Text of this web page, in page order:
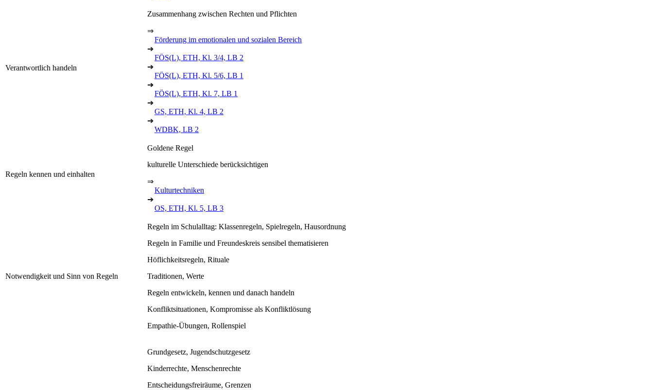
Verantwortlich handeln
Zusammenhang zwischen Rechten und Pflichten
⇒
Förderung im emotionalen und sozialen Bereich
➔
FÖS(L), ETH, Kl. 3/4, LB 2
➔
FÖS(L), ETH, Kl. 5/6, LB 1
➔
FÖS(L), ETH, Kl. 7, LB 1
➔
GS, ETH, Kl. 4, LB 2
➔
WDBK, LB 2
Regeln kennen und einhalten
Goldene Regel
kulturelle Unterschiede berücksichtigen
⇒
Kulturtechniken
➔
OS, ETH, Kl. 5, LB 3
Notwendigkeit und Sinn von Regeln
Regeln im Schulalltag: Klassenregeln, Spielregeln, Hausordnung
Regeln in Familie und Freundeskreis sensibel thematisieren
Höflichkeitsregeln, Rituale
Traditionen, Werte
Regeln entwickeln, kennen und danach handeln
Konfliktsituationen, Kompromisse als Konfliktlösung
Empathie-Übungen, Rollenspiel
Grundgesetz, Jugendschutzgesetz
Kinderrechte, Menschenrechte
Entscheidungsfreiräume, Grenzen